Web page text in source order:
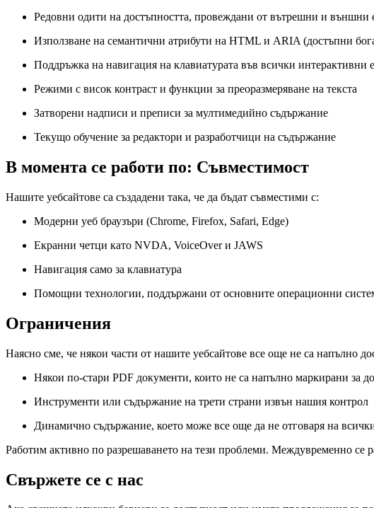
Редовни одити на достъпността, провеждани от вътрешни и външни
Използване на семантични атрибути на HTML и ARIA (достъпни
Поддръжка на навигация на клавиатурата във всички интерактивни
Режими с висок контраст и функции за преоразмеряване на текста
Затворени надписи и преписи за мултимедийно съдържание
Текущо обучение за редактори и разработчици на съдържание
В момента се работи по: Съвместимост
Нашите уебсайтове са създадени така, че да бъдат съвместими с:
Модерни уеб браузъри (Chrome, Firefox, Safari, Edge)
Екранни четци като NVDA, VoiceOver и JAWS
Навигация само за клавиатура
Помощни технологии, поддържани от основните операционни
Ограничения
Наясно сме, че някои части от нашите уебсайтове все още не са напълно
Някои по-стари PDF документи, които не са напълно маркирани за
Инструменти или съдържание на трети страни извън нашия контрол
Динамично съдържание, което може все още да не отговаря на
Работим активно по разрешаването на тези проблеми. Междувременно се
Свържете се с нас